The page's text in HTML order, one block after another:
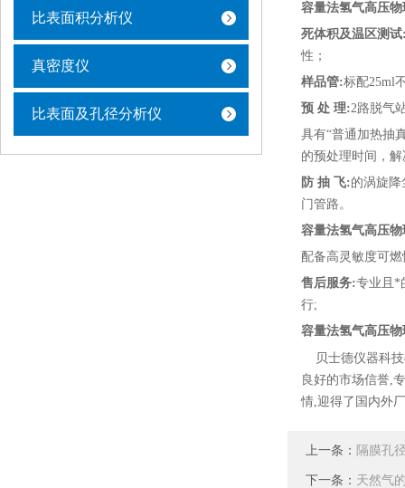
比表面积分析仪
真密度仪
比表面及孔径分析仪
容量法氢气高压
死体积及温区测
性；
样品管:标配25ml
预 处 理:2路脱气
具有“普通加热抽
的预处理时间，
防 抽 飞:的涡旋
门管路。
容量法氢气高压
配备高灵敏度可
售后服务:专业且*
行;
容量法氢气高压
贝士德仪器科
良好的市场信誉,
情,迎得了国内外
上一条： 隔膜孔
下一条： 天然气